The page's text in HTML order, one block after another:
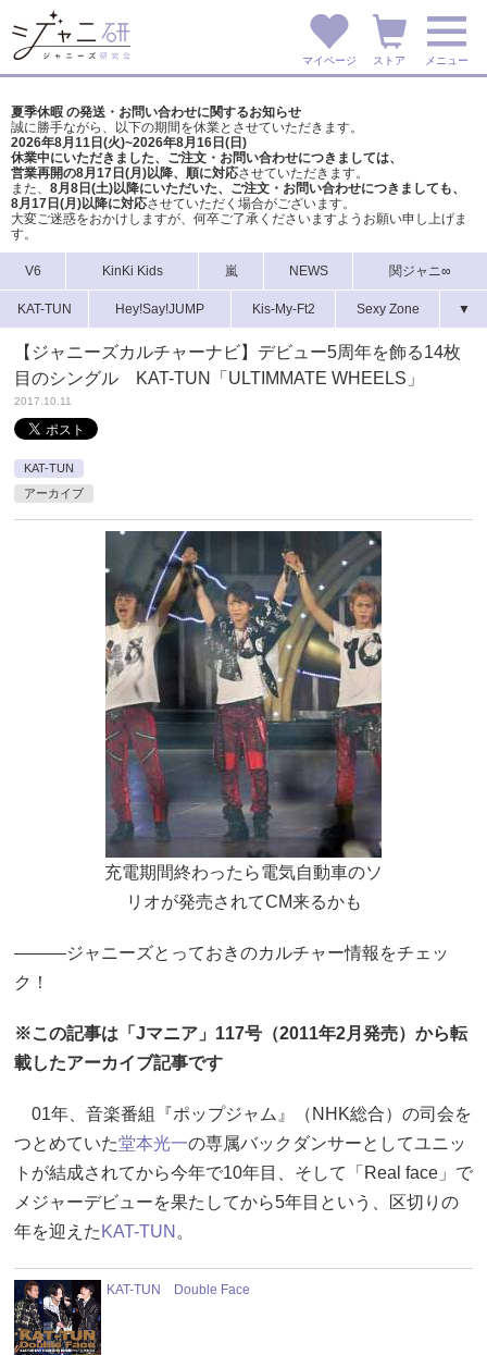
マイページ ストア メニュー
夏季休暇 の発送・お問い合わせに関するお知らせ
誠に勝手ながら、以下の期間を休業とさせていただきます。
2026年8月11日(火)~2026年8月16日(日)
休業中にいただきました、ご注文・お問い合わせにつきましては、
営業再開の8月17日(月)以降、順に対応させていただきます。
また、 8月8日(土)以降にいただいた、ご注文・ お問い合わせにつきましても、
8月17日(月)以降に対応させていただく場合がございます。
大変ご迷惑をおかけしますが、 何卒ご了承くださいますようお願い申し上げま
す。
V6 KinKi Kids 嵐 NEWS 関ジャニ∞
KAT-TUN Hey!Say!JUMP Kis-My-Ft2 Sexy Zone ▼
【ジャニーズカルチャーナビ】デビュー5周年を飾る14枚
目のシングル KAT-TUN「ULTIMMATE WHEELS」
2017.10.11
KAT-TUN
アーカイブ
充電期間終わったら電気自動車のソ
リオが発売されてCM来るかも
―――ジャニーズとっておきのカルチャー情報をチェッ
ク！
※この記事は「Jマニア」117号（2011年2月発売）から転
載したアーカイブ記事です
01年、音楽番組『ポップジャム』（NHK総合）の司会を
つとめていた堂本光一の専属バックダンサーとしてユニッ
トが結成されてから今年で10年目、そして「Real face」で
メジャーデビューを果たしてから5年目という、区切りの
年を迎えた KAT-TUN 。
KAT-TUN Double Face